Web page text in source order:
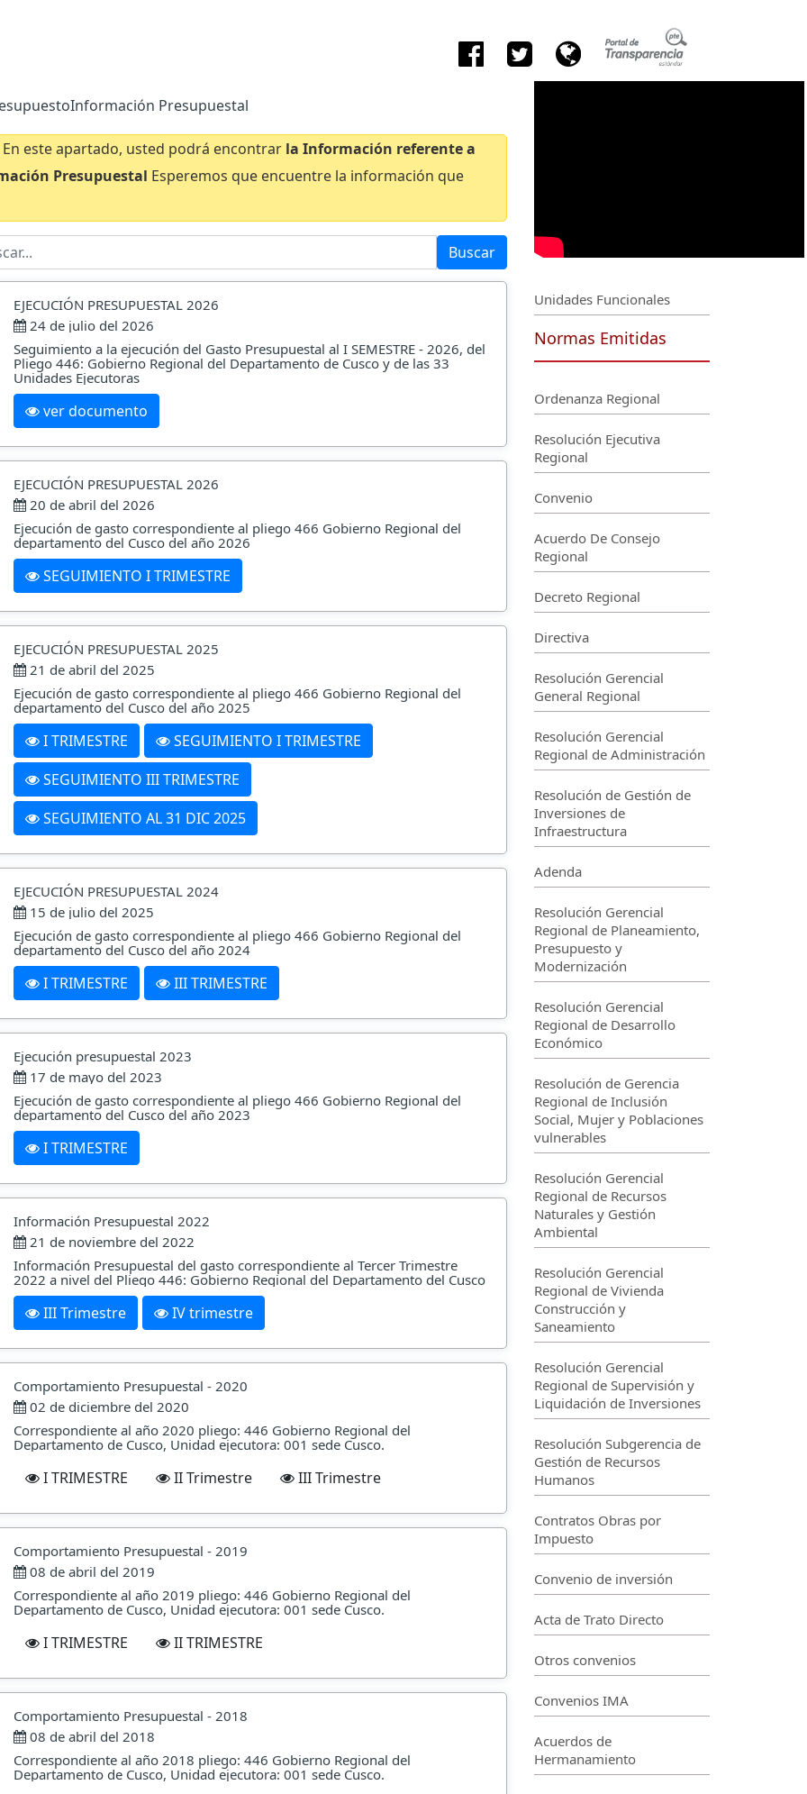
Información Presupuestal
En este apartado, usted podrá encontrar la Información referente a
Presupuestal Esperemos que encuentre la información que
Buscar
EJECUCIÓN PRESUPUESTAL 2026
24 de julio del 2026
Seguimiento a la ejecución del Gasto Presupuestal al I SEMESTRE - 2026, del
Pliego 446: Gobierno Regional del Departamento de Cusco y de las 33
Unidades Ejecutoras
ver documento
EJECUCIÓN PRESUPUESTAL 2026
20 de abril del 2026
Ejecución de gasto correspondiente al pliego 466 Gobierno Regional del
departamento del Cusco del año 2026
SEGUIMIENTO I TRIMESTRE
EJECUCIÓN PRESUPUESTAL 2025
21 de abril del 2025
Ejecución de gasto correspondiente al pliego 466 Gobierno Regional del
departamento del Cusco del año 2025
I TRIMESTRE
SEGUIMIENTO I TRIMESTRE
SEGUIMIENTO III TRIMESTRE
SEGUIMIENTO AL 31 DIC 2025
EJECUCIÓN PRESUPUESTAL 2024
15 de julio del 2025
Ejecución de gasto correspondiente al pliego 466 Gobierno Regional del
departamento del Cusco del año 2024
I TRIMESTRE III TRIMESTRE
Ejecución presupuestal 2023
17 de mayo del 2023
Ejecución de gasto correspondiente al pliego 466 Gobierno Regional del
departamento del Cusco del año 2023
I TRIMESTRE
Información Presupuestal 2022
21 de noviembre del 2022
Información Presupuestal del gasto correspondiente al Tercer Trimestre
2022 a nivel del Pliego 446: Gobierno Regional del Departamento del Cusco
III Trimestre IV trimestre
Comportamiento Presupuestal - 2020
02 de diciembre del 2020
Correspondiente al año 2020 pliego: 446 Gobierno Regional del
Departamento de Cusco, Unidad ejecutora: 001 sede Cusco.
I TRIMESTRE II Trimestre III Trimestre
Comportamiento Presupuestal - 2019
08 de abril del 2019
Correspondiente al año 2019 pliego: 446 Gobierno Regional del
Departamento de Cusco, Unidad ejecutora: 001 sede Cusco.
I TRIMESTRE II TRIMESTRE
Comportamiento Presupuestal - 2018
08 de abril del 2018
Correspondiente al año 2018 pliego: 446 Gobierno Regional del
Departamento de Cusco, Unidad ejecutora: 001 sede Cusco.
Unidades Funcionales
Normas Emitidas
Ordenanza Regional
Resolución Ejecutiva
Regional
Convenio
Acuerdo De Consejo
Regional
Decreto Regional
Directiva
Resolución Gerencial
General Regional
Resolución Gerencial
Regional de Administración
Resolución de Gestión de
Inversiones de
Infraestructura
Adenda
Resolución Gerencial
Regional de Planeamiento,
Presupuesto y
Modernización
Resolución Gerencial
Regional de Desarrollo
Económico
Resolución de Gerencia
Regional de Inclusión
Social, Mujer y Poblaciones
vulnerables
Resolución Gerencial
Regional de Recursos
Naturales y Gestión
Ambiental
Resolución Gerencial
Regional de Vivienda
Construcción y
Saneamiento
Resolución Gerencial
Regional de Supervisión y
Liquidación de Inversiones
Resolución Subgerencia de
Gestión de Recursos
Humanos
Contratos Obras por
Impuesto
Convenio de inversión
Acta de Trato Directo
Otros convenios
Convenios IMA
Acuerdos de
Hermanamiento